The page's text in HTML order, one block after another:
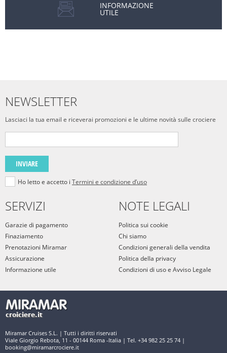
INFORMAZIONE
UTILE
NEWSLETTER
Lasciaci la tua email e riceverai promozioni e le ultime novità sulle crociere
INVIARE
Ho letto e accetto i Termini e condizione d’uso
SERVIZI
Garazie di pagamento
Finaziamento
Prenotazioni Miramar
Assicurazione
Informazione utile
NOTE LEGALI
Politica sui cookie
Chi siamo
Condizioni generali della vendita
Politica della privacy
Condizioni di uso e Avviso Legale
Miramar Cruises S.L. | Tutti i diritti riservati
Viale Giorgio Rebota, 11 - 00144 Roma -Italia | Tel. +34 982 25 25 74 |
booking@miramarcrociere.it